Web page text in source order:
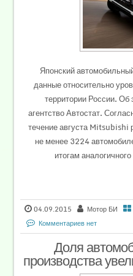
Японский
данные относительно
территории России.
агентство Автостат.
течение августа Mitsubishi
не менее 3224
итогам
04.09.2015 Мотор БИ
Комментариев нет
Доля
производства